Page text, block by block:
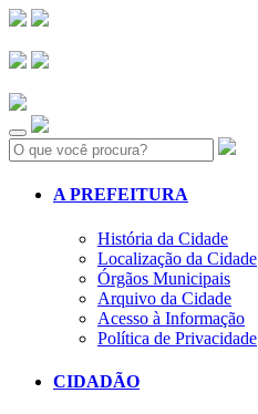
Search:
A PREFEITURA
História da Cidade
Localização da Cidade
Órgãos Municipais
Arquivo da Cidade
Acesso à Informação
Política de Privacidade
CIDADÃO